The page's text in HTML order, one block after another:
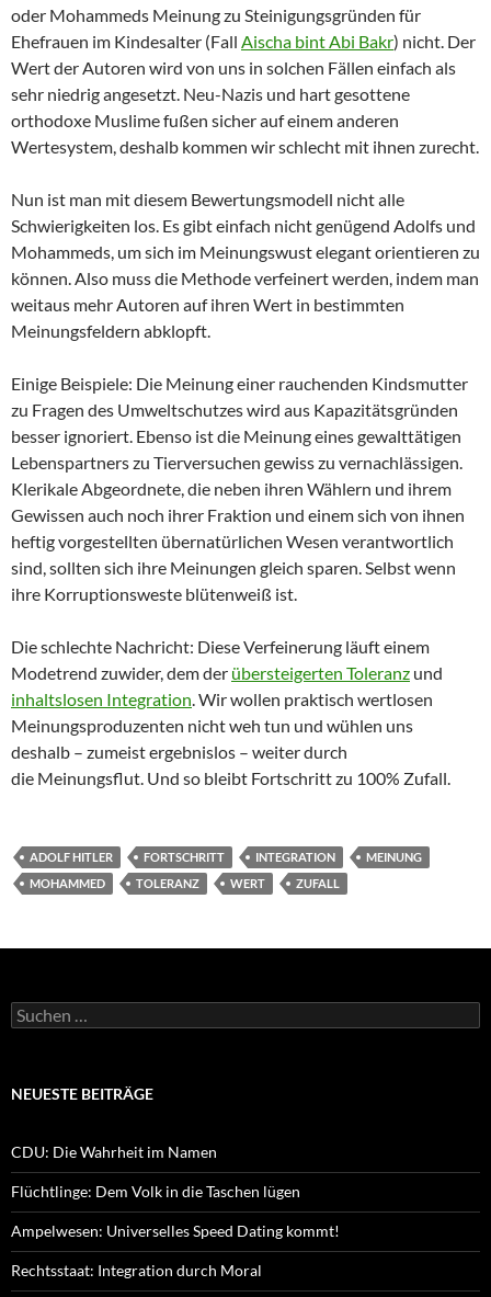
oder Mohammeds Meinung zu Steinigungsgründen für
Ehefrauen im Kindesalter (Fall Aischa bint Abi Bakr) nicht. Der
Wert der Autoren wird von uns in solchen Fällen einfach als
sehr niedrig angesetzt. Neu-Nazis und hart gesottene
orthodoxe Muslime fußen sicher auf einem anderen
Wertesystem, deshalb kommen wir schlecht mit ihnen zurecht.
Nun ist man mit diesem Bewertungsmodell nicht alle
Schwierigkeiten los. Es gibt einfach nicht genügend Adolfs und
Mohammeds, um sich im Meinungswust elegant orientieren zu
können. Also muss die Methode verfeinert werden, indem man
weitaus mehr Autoren auf ihren Wert in bestimmten
Meinungsfeldern abklopft.
Einige Beispiele: Die Meinung einer rauchenden Kindsmutter
zu Fragen des Umweltschutzes wird aus Kapazitätsgründen
besser ignoriert. Ebenso ist die Meinung eines gewalttätigen
Lebenspartners zu Tierversuchen gewiss zu vernachlässigen.
Klerikale Abgeordnete, die neben ihren Wählern und ihrem
Gewissen auch noch ihrer Fraktion und einem sich von ihnen
heftig vorgestellten übernatürlichen Wesen verantwortlich
sind, sollten sich ihre Meinungen gleich sparen. Selbst wenn
ihre Korruptionsweste blütenweiß ist.
Die schlechte Nachricht: Diese Verfeinerung läuft einem
Modetrend zuwider, dem der übersteigerten Toleranz und
inhaltslosen Integration. Wir wollen praktisch wertlosen
Meinungsproduzenten nicht weh tun und wühlen uns
deshalb – zumeist ergebnislos – weiter durch
die Meinungsflut. Und so bleibt Fortschritt zu 100% Zufall.
ADOLF HITLER FORTSCHRITT INTEGRATION
MEINUNG
MOHAMMED
TOLERANZ WERT ZUFALL
Suchen
nach:
NEUESTE BEITRÄGE
CDU: Die Wahrheit im Namen
Flüchtlinge: Dem Volk in die Taschen lügen
Ampelwesen: Universelles Speed Dating kommt!
Rechtsstaat: Integration durch Moral